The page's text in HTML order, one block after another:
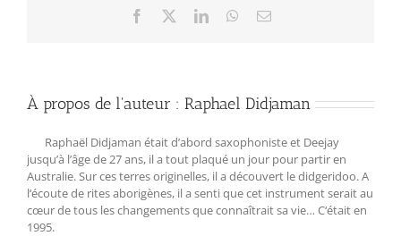
Facebook LinkedInWhatsApp
Email
À propos de l'auteur : Raphael Didjaman
Raphaël Didjaman était d’abord saxophoniste et Deejay
jusqu’à l’âge de 27 ans, il a tout plaqué un jour pour partir en
Australie. Sur ces terres originelles, il a découvert le didgeridoo. A
l‘écoute de rites aborigènes, il a senti que cet instrument serait au
cœur de tous les changements que connaîtrait sa vie… C‘était en
1995.